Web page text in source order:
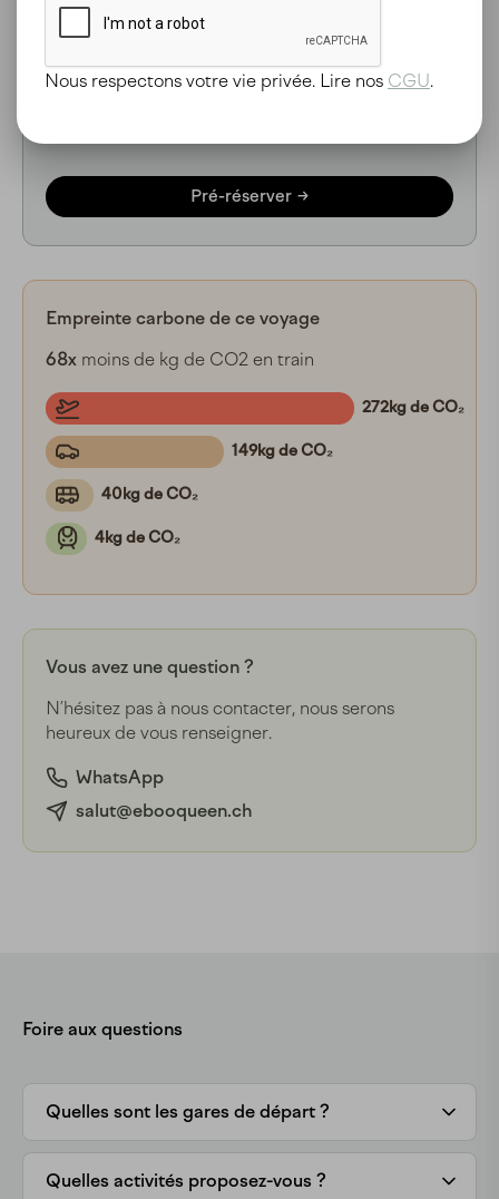
Prix indicatif pour 5 nuits
Pré-réserver
Empreinte carbone de ce voyage
68x moins de kg de CO2 en train
272kg de CO₂
149kg de CO₂
40kg de CO₂
4kg de CO₂
Vous avez une question ?
N’hésitez pas à nous contacter, nous serons
heureux de vous renseigner.
WhatsApp
salut@ebooqueen.ch
Foire aux questions
Quelles sont les gares de départ ?
Quelles activités proposez-vous ?
Nous respectons votre vie privée. Lire nos CGU.